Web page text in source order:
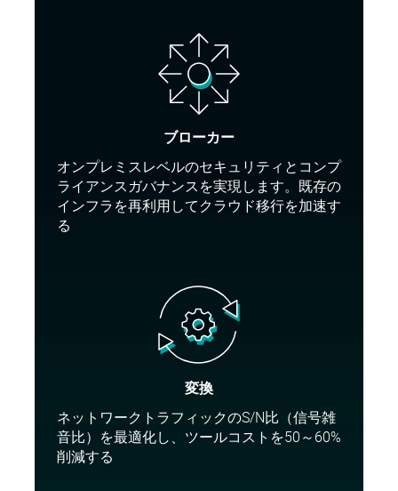
ブローカー
オンプレミスレベルのセキュリティとコンプ
ライアンスガバナンスを実現します。既存の
インフラを再利用してクラウド移行を加速す
る
変換
ネットワークトラフィックのS/N比（信号雑
音比）を最適化し、ツールコストを50～60%
削減する